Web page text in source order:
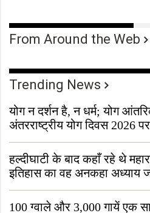
From Around the Web
Trending News
योग न दर्शन है, न धर्म; योग
अंतरराष्ट्रीय योग दिवस 2026
हल्दीघाटी के बाद कहाँ रहे थे
इतिहास का वह अनकहा अध्याय
जीवित है
100 ग्वाले और 3,000 गायें एक